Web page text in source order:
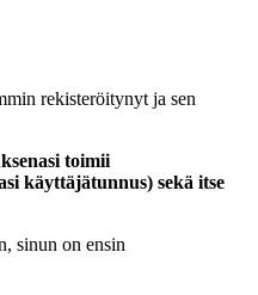
rekisteröitynyt ja sen
toimii
käyttäjätunnus) sekä itse
sinun on ensin